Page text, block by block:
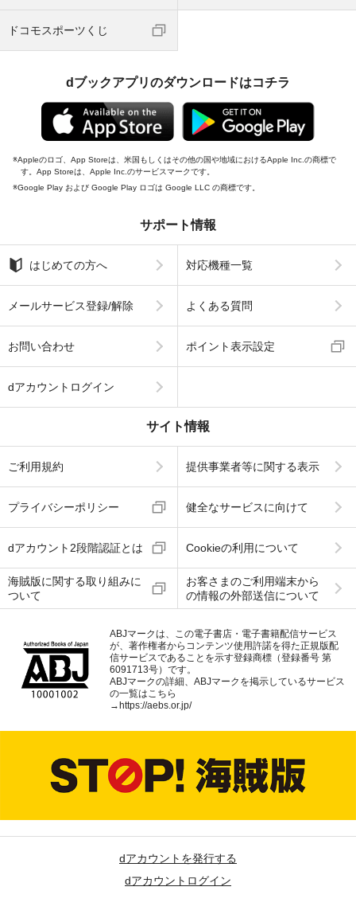
ドコモスポーツくじ
dブックアプリのダウンロードはコチラ
Appleのロゴ、App Storeは、米国もしくはその他の国や地域におけるApple Inc.の商標で
す。App Storeは、Apple Inc.のサービスマークです。
Google Play および Google Play ロゴは Google LLC の商標です。
サポート情報
はじめての方へ 対応機種一覧
メールサービス登録/解除 よくある質問
お問い合わせ ポイント表示設定
dアカウントログイン
サイト情報
ご利用規約 提供事業者等に関する表示
プライバシーポリシー 健全なサービスに向けて
dアカウント2段階認証とは Cookieの利用について
海賊版に関する取り組みに
ついて
お客さまのご利用端末から
の情報の外部送信について
ABJマークは、この電子書店・電子書籍配信サービス
が、著作権者からコンテンツ使用許諾を得た正規版配
信サービスであることを示す登録商標（登録番号 第
6091713号）です。
ABJマークの詳細、ABJマークを掲示しているサービス
の一覧はこちら
→https://aebs.or.jp/
dアカウントを発行する
dアカウントログイン